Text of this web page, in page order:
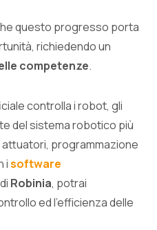
questo progresso porta
richiedendo un
competenze.
controlla i robot, gli
del sistema robotico più
programmazione
isoftware
Robinia, potrai
ed l’efficienza delle